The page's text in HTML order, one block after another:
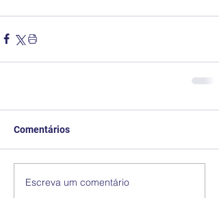
Comentários
Escreva um comentário